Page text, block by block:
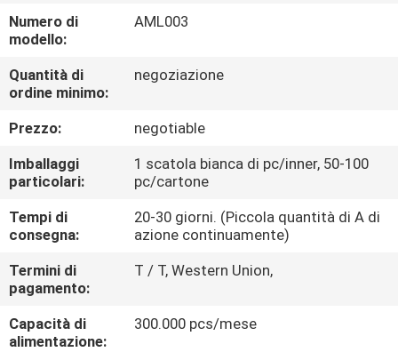
CONTROLLO
DI
QUALITÀ
CONTATTICI
NOTIZIE
CASI
MAPPA
Numero di
modello:
AML003
Quantità di
ordine minimo:
negoziazione
Prezzo:
negotiable
Imballaggi
particolari:
1 scatola bianca di pc/inner, 50-100
pc/cartone
Tempi di
consegna:
20-30 giorni. (Piccola quantità di A di
azione continuamente)
Termini di
pagamento:
T / T, Western Union,
Capacità di
alimentazione:
300.000 pcs/mese